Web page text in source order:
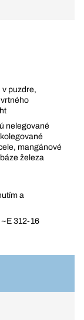
v puzdre,
nelegované
mangánové
železa
a
~E 312-16